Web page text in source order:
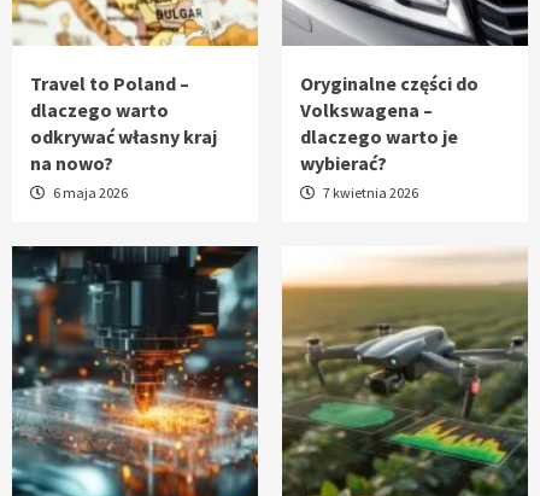
Travel to Poland –
dlaczego warto
odkrywać własny kraj
na nowo?
6 maja 2026
Oryginalne części do
Volkswagena –
dlaczego warto je
wybierać?
7 kwietnia 2026